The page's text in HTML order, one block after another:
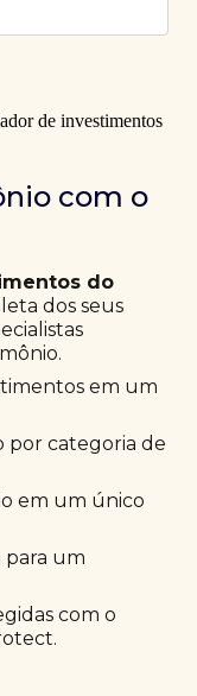
com o
do
dos seus
em um
por categoria de
em um único
para um
com o